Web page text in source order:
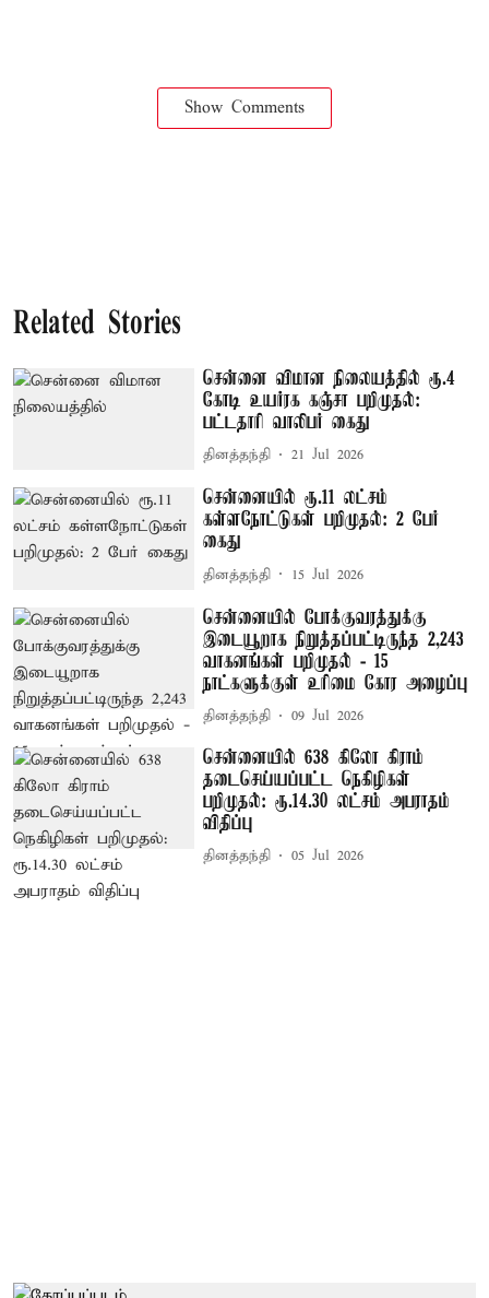
Show Comments
Related Stories
சென்னை விமான நிலையத்தில் ரூ.4
கோடி உயர்ரக கஞ்சா பறிமுதல்:
பட்டதாரி வாலிபர் கைது
தினத்தந்தி 21 Jul 2026
சென்னையில் ரூ.11 லட்சம்
கள்ளநோட்டுகள் பறிமுதல்: 2 பேர்
கைது
தினத்தந்தி 15 Jul 2026
சென்னையில் போக்குவரத்துக்கு
இடையூறாக நிறுத்தப்பட்டிருந்த 2,243
வாகனங்கள் பறிமுதல் - 15
நாட்களுக்குள் உரிமை கோர அழைப்பு
தினத்தந்தி 09 Jul 2026
சென்னையில் 638 கிலோ கிராம்
தடைசெய்யப்பட்ட நெகிழிகள்
பறிமுதல்: ரூ.14.30 லட்சம் அபராதம்
விதிப்பு
தினத்தந்தி 05 Jul 2026